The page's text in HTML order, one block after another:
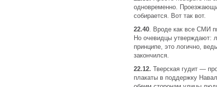
одновременно.
собирается. Вот так вот.
22.40. Вроде как все СМИ
Но очевидцы утверждают:
принципе, это логично,
закончился.
22.12. Тверская гудит —
плакаты в поддержку